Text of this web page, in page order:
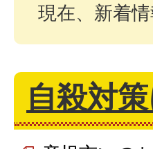
現在、新着
自殺対